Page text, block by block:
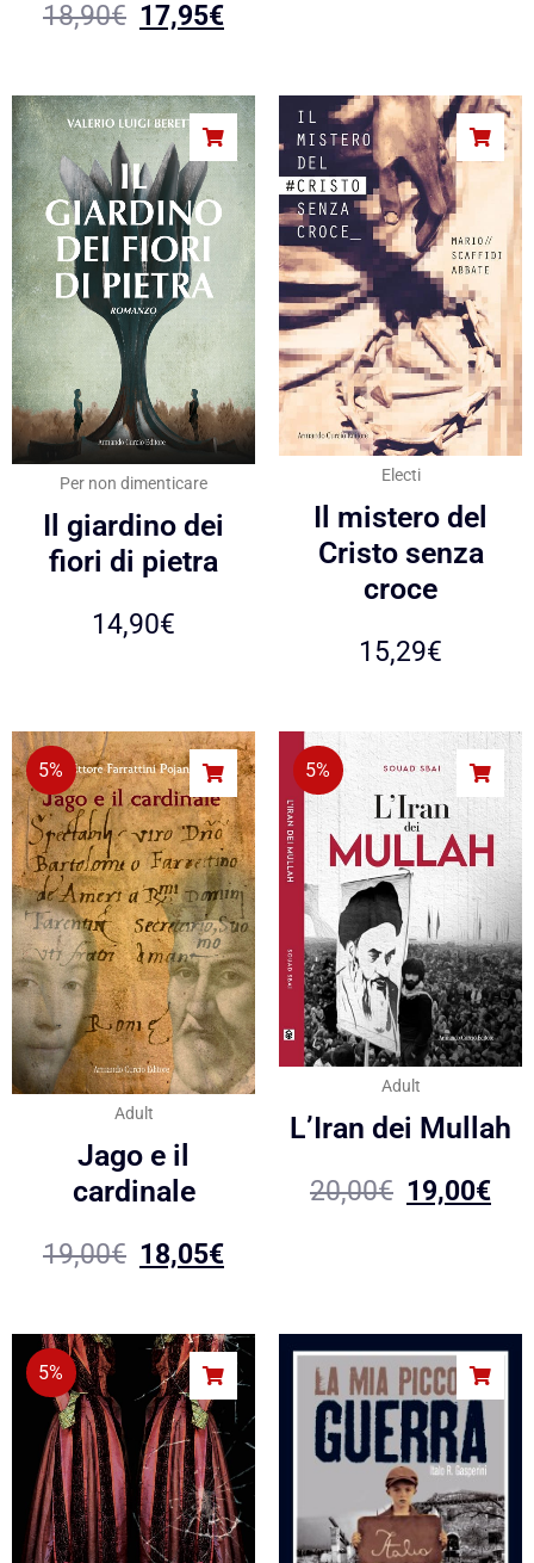
18,90€ 17,95€
Per non dimenticare
Il giardino dei
fiori di pietra
14,90€
Electi
Il mistero del
Cristo senza
croce
15,29€
5%
Adult
Jago e il
cardinale
19,00€ 18,05€
5%
Adult
L’Iran dei Mullah
20,00€ 19,00€
5%